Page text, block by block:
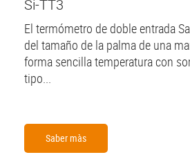
Si-TT3
El termómetro de doble entrada
del tamaño de la palma de una
forma sencilla temperatura con
tipo...
Saber màs